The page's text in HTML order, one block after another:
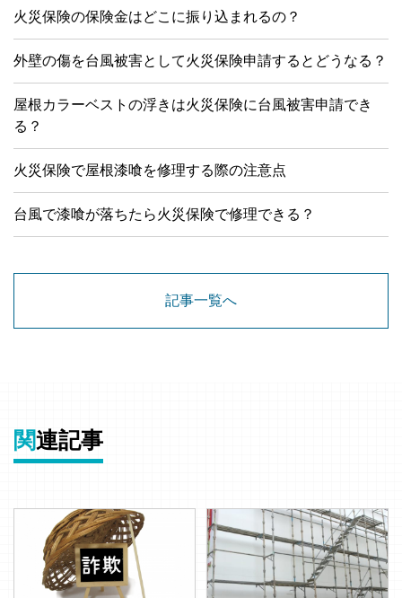
火災保険の保険金はどこに振り込まれるの？
外壁の傷を台風被害として火災保険申請するとどうなる？
屋根カラーベストの浮きは火災保険に台風被害申請でき
る？
火災保険で屋根漆喰を修理する際の注意点
台風で漆喰が落ちたら火災保険で修理できる？
記事一覧へ
関連記事